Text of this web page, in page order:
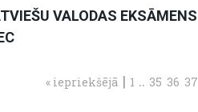
VALODAS EKSĀMENS
« iepriekšējā | 1 .. 35 36 37